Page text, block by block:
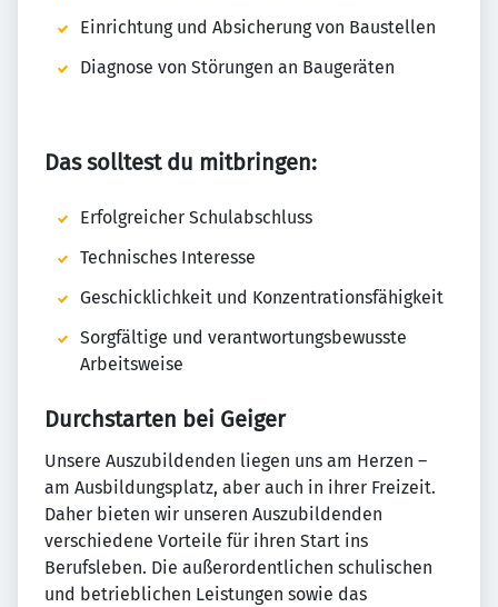
Einrichtung und Absicherung von Baustellen
Diagnose von Störungen an Baugeräten
Das solltest du mitbringen:
Erfolgreicher Schulabschluss
Technisches Interesse
Geschicklichkeit und Konzentrationsfähigkeit
Sorgfältige und verantwortungsbewusste
Arbeitsweise
Durchstarten bei Geiger
Unsere Auszubildenden liegen uns am Herzen –
am Ausbildungsplatz, aber auch in ihrer Freizeit.
Daher bieten wir unseren Auszubildenden
verschiedene Vorteile für ihren Start ins
Berufsleben. Die außerordentlichen schulischen
und betrieblichen Leistungen sowie das